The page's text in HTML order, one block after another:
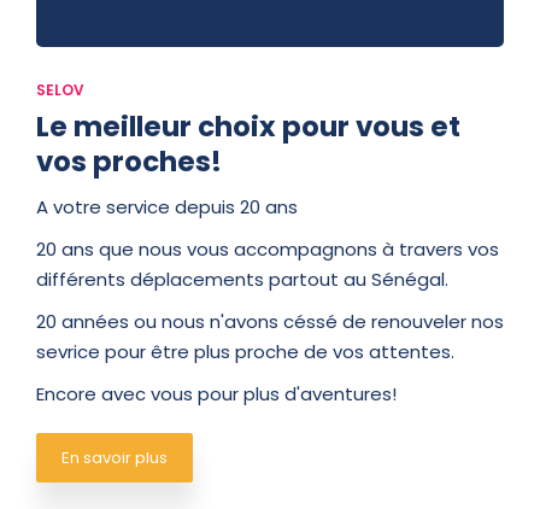
SELOV
Le meilleur choix pour vous et
vos proches!
A votre service depuis 20 ans
20 ans que nous vous accompagnons à travers vos
différents déplacements partout au Sénégal.
20 années ou nous n'avons céssé de renouveler nos
sevrice pour être plus proche de vos attentes.
Encore avec vous pour plus d'aventures!
En savoir plus